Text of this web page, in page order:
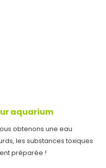
aquarium
obtenons une eau
les substances toxiques
préparée !